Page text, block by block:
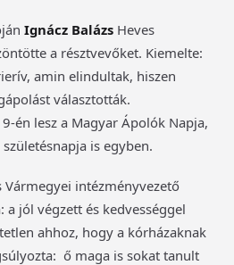
Ignácz Balázs Heves
a résztvevőket. Kiemelte:
amin elindultak, hiszen
választották.
én lesz a Magyar Ápolók Napja,
is egyben.
Vármegyei intézményvezető
a jól végzett és kedvességgel
ahhoz, hogy a kórházaknak
ő maga is sokat tanult